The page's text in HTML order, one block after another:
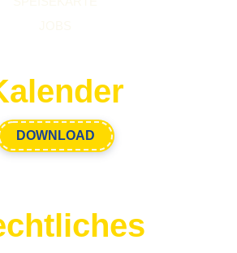
DOWNLOAD